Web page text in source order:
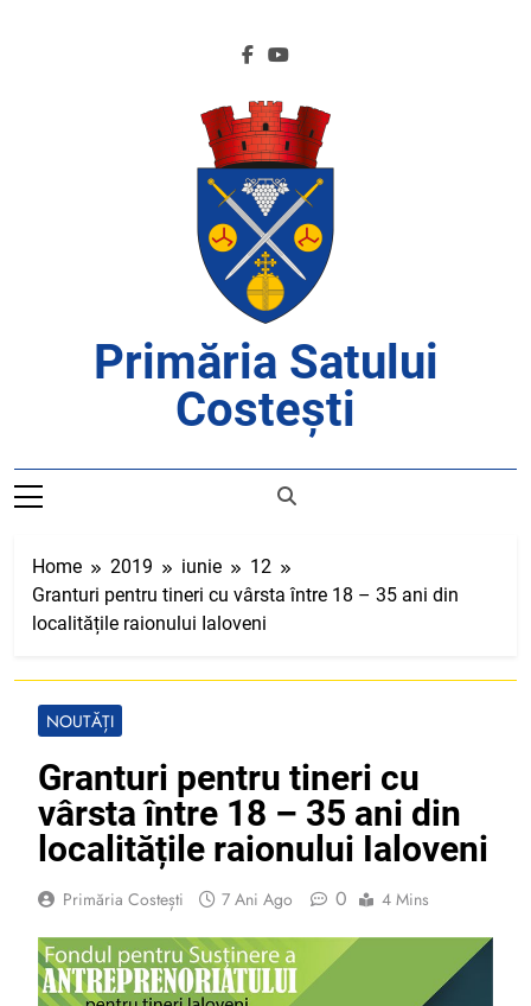
Primăria Satului
Costești
Home 2019 iunie
12
Granturi pentru tineri cu vârsta între 18 – 35 ani din
localitățile raionului Ialoveni
NOUTĂȚI
Granturi pentru tineri cu
vârsta între 18 – 35 ani din
localitățile raionului Ialoveni
Primăria Costești 7 Ani Ago 0 4 Mins